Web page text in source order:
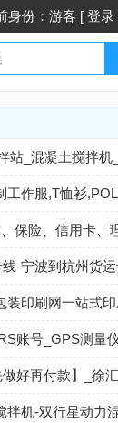
身份：游客 [ 登录